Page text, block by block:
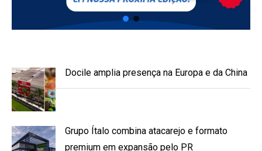
Docile amplia presença na Europa e da China
Grupo Ítalo combina atacarejo e formato
premium em expansão pelo PR